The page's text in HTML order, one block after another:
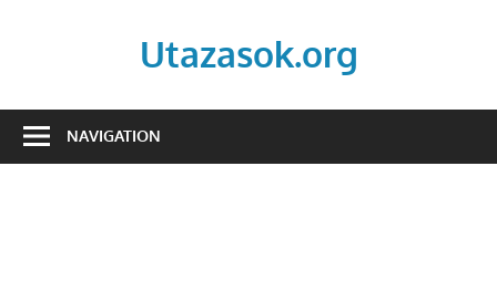
Utazasok.org
NAVIGATION